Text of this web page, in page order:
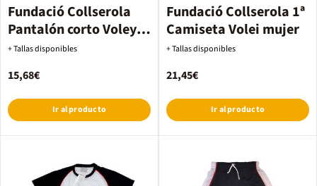
Fundació Collserola
Pantalón corto Voley
mujer
+ Tallas disponibles
15,68€
Ir al producto
Fundació Collserola 1ª
Camiseta Volei mujer
+ Tallas disponibles
21,45€
Ir al producto